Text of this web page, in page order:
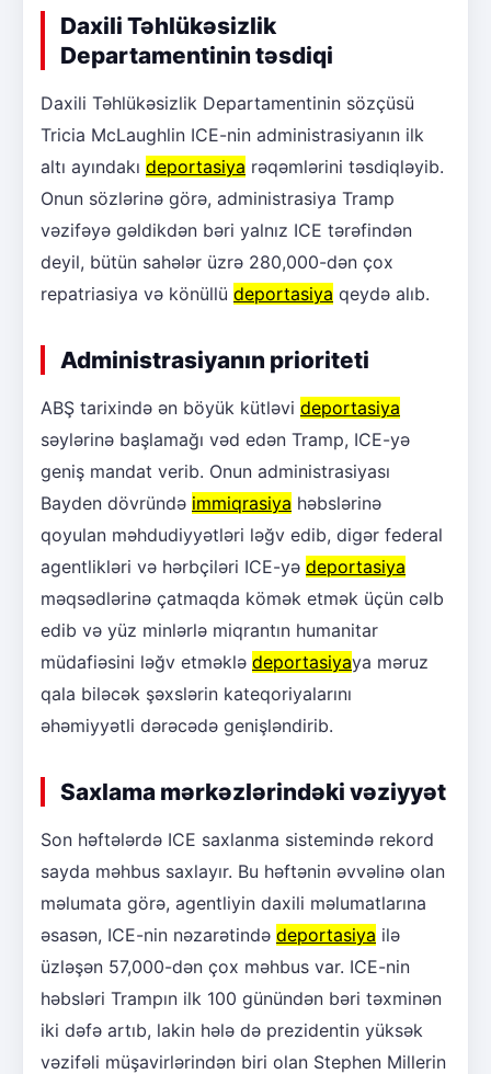
Daxili Təhlükəsizlik
Departamentinin təsdiqi
Daxili Təhlükəsizlik Departamentinin sözçüsü
Tricia McLaughlin ICE-nin administrasiyanın ilk
altı ayındakı deportasiya rəqəmlərini təsdiqləyib.
Onun sözlərinə görə, administrasiya Tramp
vəzifəyə gəldikdən bəri yalnız ICE tərəfindən
deyil, bütün sahələr üzrə 280,000-dən çox
repatriasiya və könüllü deportasiya qeydə alıb.
Administrasiyanın prioriteti
ABŞ tarixində ən böyük kütləvi deportasiya
səylərinə başlamağı vəd edən Tramp, ICE-yə
geniş mandat verib. Onun administrasiyası
Bayden dövründə immiqrasiya həbslərinə
qoyulan məhdudiyyətləri ləğv edib, digər federal
agentlikləri və hərbçiləri ICE-yə deportasiya
məqsədlərinə çatmaqda kömək etmək üçün cəlb
edib və yüz minlərlə miqrantın humanitar
müdafiəsini ləğv etməklə deportasiyaya məruz
qala biləcək şəxslərin kateqoriyalarını
əhəmiyyətli dərəcədə genişləndirib.
Saxlama mərkəzlərindəki vəziyyət
Son həftələrdə ICE saxlanma sistemində rekord
sayda məhbus saxlayır. Bu həftənin əvvəlinə olan
məlumata görə, agentliyin daxili məlumatlarına
əsasən, ICE-nin nəzarətində deportasiya ilə
üzləşən 57,000-dən çox məhbus var. ICE-nin
həbsləri Trampın ilk 100 günündən bəri təxminən
iki dəfə artıb, lakin hələ də prezidentin yüksək
vəzifəli müşavirlərindən biri olan Stephen Millerin